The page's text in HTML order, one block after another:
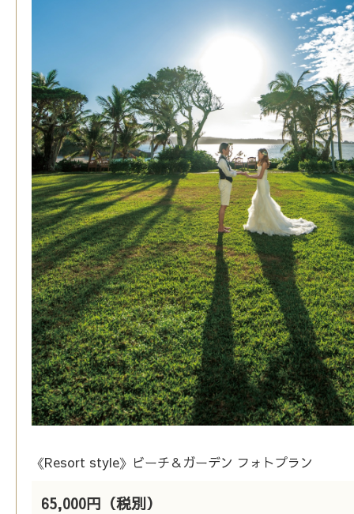
《Resort style》ビーチ＆ガーデン フォトプラン
65,000円（税別）